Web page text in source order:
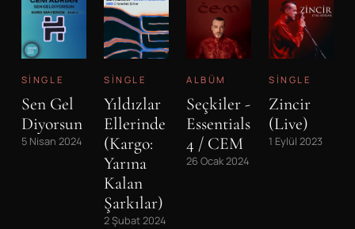
SINGLE
Sen Gel
Diyorsun
5 Nisan 2024
SINGLE
Yıldızlar
Ellerinde
(Kargo:
Yarına
Kalan
Şarkılar)
2 Şubat 2024
ALBÜM
Seçkiler -
Essentials
4 / CEM
26 Ocak 2024
SINGLE
Zincir
(Live)
1 Eylül 2023